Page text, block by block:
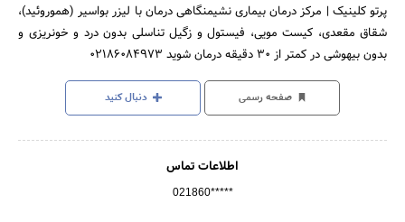
پرتو کلینیک | مرکز درمان بیماری نشیمنگاهی درمان با لیزر بواسیر (هموروئید)،
شقاق مقعدی، کیست مویی، فیستول و زگیل تناسلی بدون درد و خونریزی و
بدون بیهوشی در کمتر از ۳۰ دقیقه درمان شوید ۰۲۱۸۶۰۸۴۹۷۳
صفحه رسمی دنبال کنید
اطلاعات تماس
021860*****